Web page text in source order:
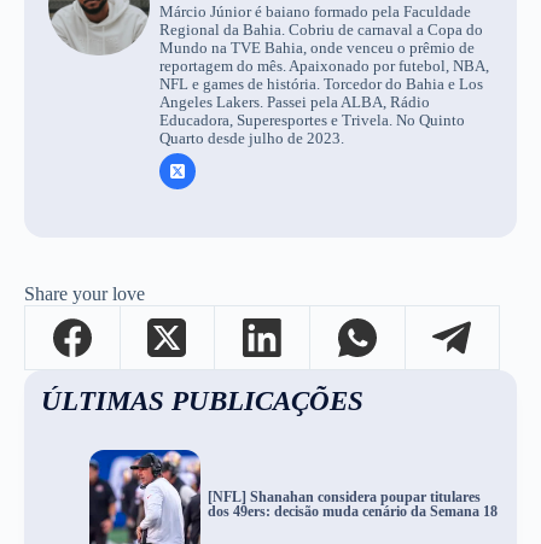
Márcio Júnior é baiano formado pela Faculdade
Regional da Bahia. Cobriu de carnaval a Copa do
Mundo na TVE Bahia, onde venceu o prêmio de
reportagem do mês. Apaixonado por futebol, NBA,
NFL e games de história. Torcedor do Bahia e Los
Angeles Lakers. Passei pela ALBA, Rádio
Educadora, Superesportes e Trivela. No Quinto
Quarto desde julho de 2023.
Share your love
ÚLTIMAS PUBLICAÇÕES
[NFL] Shanahan considera poupar titulares
dos 49ers: decisão muda cenário da Semana 18